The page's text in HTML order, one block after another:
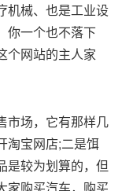
机械、也是工业设
一个也不落下
个网站的主人家
场，它有那样几
淘宝网店;二是饵
是较为划算的，但